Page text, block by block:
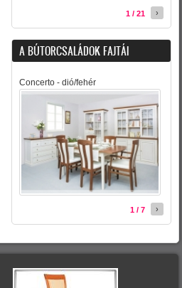
1 / 21 ›
A BÚTORCSALÁDOK FAJTÁI
Concerto - dió/fehér
1 / 7 ›